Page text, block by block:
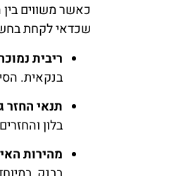
כאשר משווים
שכדאי לקחת
ריבית
בנקאית.
תנאי החזר
בלון
מהירות